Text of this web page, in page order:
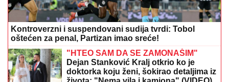
Potez slavnog tenisera iznenadio sve -
o ovome se i dalje priča